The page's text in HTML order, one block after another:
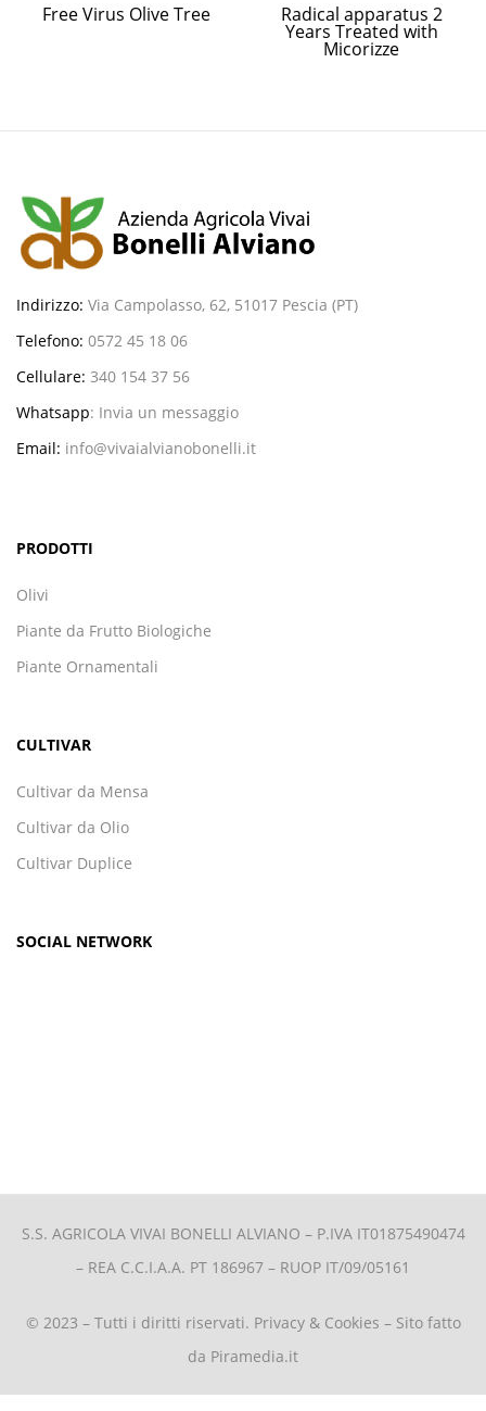
Free Virus Olive Tree Radical apparatus 2
Years Treated with
Micorizze
Indirizzo: Via Campolasso, 62, 51017 Pescia (PT)
Telefono: 0572 45 18 06
Cellulare: 340 154 37 56
Whatsapp: Invia un messaggio
Email: info@vivaialvianobonelli.it
PRODOTTI
Olivi
Piante da Frutto Biologiche
Piante Ornamentali
CULTIVAR
Cultivar da Mensa
Cultivar da Olio
Cultivar Duplice
SOCIAL NETWORK
S.S. AGRICOLA VIVAI BONELLI ALVIANO – P.IVA IT01875490474
– REA C.C.I.A.A. PT 186967 – RUOP IT/09/05161
© 2023 – Tutti i diritti riservati. Privacy & Cookies – Sito fatto
da Piramedia.it